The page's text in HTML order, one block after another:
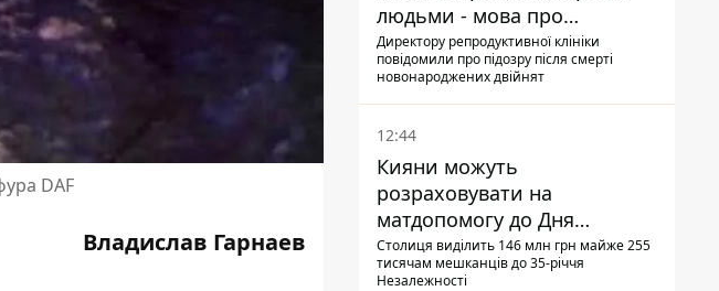
DAF
Владислав Гарнаев
людьми - мова про
сурогатне материнство
Директору репродуктивної клініки
повідомили про підозру після смерті
новонароджених двійнят
12:44
Кияни можуть
розраховувати на
матдопомогу до Дня
незалежності - кому її
дадуть
Столиця виділить 146 млн грн майже 255
тисячам мешканців до 35-річчя
Незалежності